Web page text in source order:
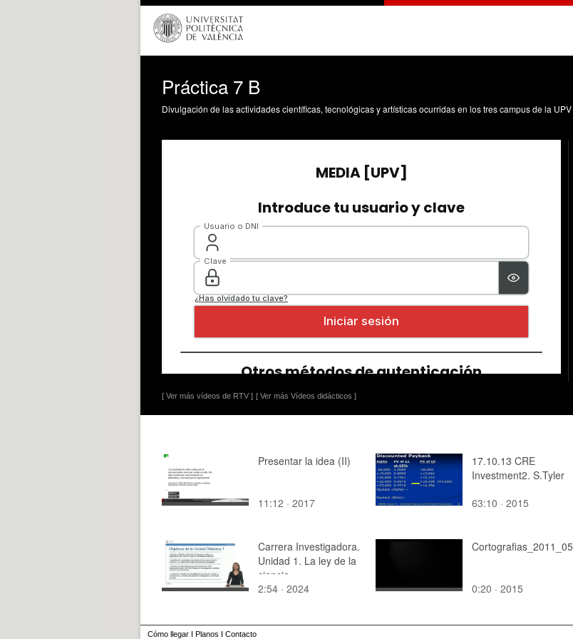
Práctica 7 B
Divulgación de las actividades científicas, tecnológicas y artísticas ocurridas en los tres campus de la UPV
[ Ver más vídeos de RTV ] [ Ver más Vídeos didácticos ]
Presentar la idea (II)
11:12 · 2017
17.10.13 CRE
Investment2. S.Tyler
63:10 · 2015
Carrera Investigadora.
Unidad 1. La ley de la
ciencia
2:54 · 2024
Cortografias_2011_05
0:20 · 2015
Cómo llegar I Planos I Contacto